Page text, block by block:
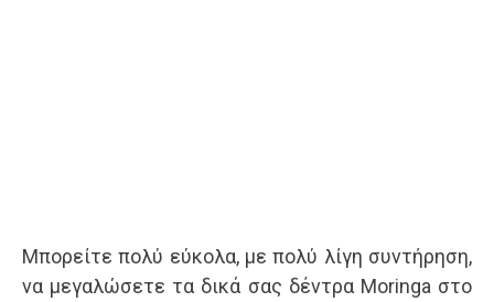
Μπορείτε πολύ εύκολα, με πολύ λίγη συντήρηση,
να μεγαλώσετε τα δικά σας δέντρα Moringa στο